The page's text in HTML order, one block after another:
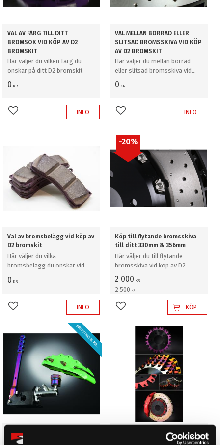
VAL AV FÄRG TILL DITT
BROMSOK VID KÖP AV D2
BROMSKIT
Här väljer du vilken färg du
önskar på ditt D2 bromskit
0 KR
Lägg till i favoriterINFO
VAL MELLAN BORRAD ELLER
SLITSAD BROMSSKIVA VID KÖP
AV D2 BROMSKIT
Här väljer du mellan borrad
eller slitsad bromsskiva vid
köp av D2 bromskit
0 KR
Lägg till i favoriterINFO
Val av bromsbelägg vid köp av
D2 bromskit
Här väljer du vilka
bromsbelägg du önskar vid
0 KR
Lägg till i favoriterINFO
Köp till flytande bromsskiva
till ditt 330mm & 356mm
Här väljer du till flytande
bromsskiva vid köp av D2
bromskit
2 000 KR
2 500KR
20%
Lägg till i favoriterKÖP
Tillägg för "Dual Fuel"
bromsok vid köp att ett D2
D
R
I
F
T
I
N
G
&
R
A
L
L
Y
!
Köp till dubbelfärg på bell
house vid köp av ett nytt D2